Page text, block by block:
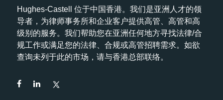
Hughes-Castell 位于中国香港。我们是亚洲人才的领
导者，为律师事务所和企业客户提供高管、高管和高
级别的服务。我们帮助您在亚洲任何地方寻找法律/合
规工作或满足您的法律、合规或高管招聘需求。如欲
查询未列于此的市场，请与香港总部联络。